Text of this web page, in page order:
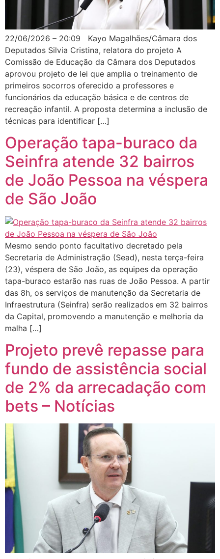
22/06/2026 – 20:09 Kayo Magalhães/Câmara dos
Deputados Silvia Cristina, relatora do projeto A
Comissão de Educação da Câmara dos Deputados
aprovou projeto de lei que amplia o treinamento de
primeiros socorros oferecido a professores e
funcionários da educação básica e de centros de
recreação infantil. A proposta determina a inclusão de
técnicas para identificar […]
Operação tapa-buraco da
Seinfra atende 32 bairros
de João Pessoa na véspera
de São João
Mesmo sendo ponto facultativo decretado pela
Secretaria de Administração (Sead), nesta terça-feira
(23), véspera de São João, as equipes da operação
tapa-buraco estarão nas ruas de João Pessoa. A partir
das 8h, os serviços de manutenção da Secretaria de
Infraestrutura (Seinfra) serão realizados em 32 bairros
da Capital, promovendo a manutenção e melhoria da
malha […]
Projeto prevê repasse para
fundo de assistência social
de 2% da arrecadação com
bets – Notícias